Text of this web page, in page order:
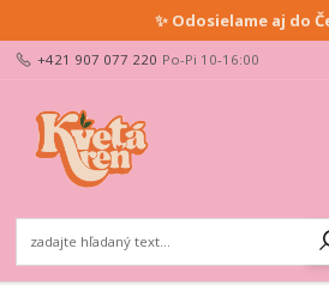
✨ Odosielame aj do
+421 907 077 220 Po-Pi 10-16:00